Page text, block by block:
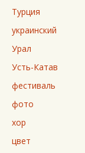
Турция
украинский
Урал
Усть-Катав
фестиваль
фото
хор
цвет